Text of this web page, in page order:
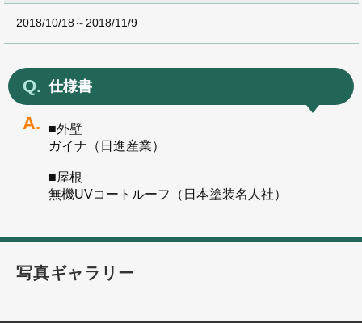
2018/10/18～2018/11/9
仕様書
■外壁
ガイナ（日進産業）
■屋根
無機UVコートルーフ（日本塗装名人社）
写真ギャラリー